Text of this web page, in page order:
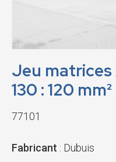
Jeu
130 : 120 mm²
77101
Fabricant : Dubuis